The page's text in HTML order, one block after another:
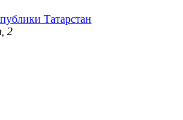
Татарстан
2